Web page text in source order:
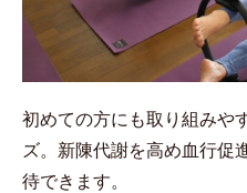
初めての方にも取り組みや
ズ。新陳代謝を高め血行促
待できます。